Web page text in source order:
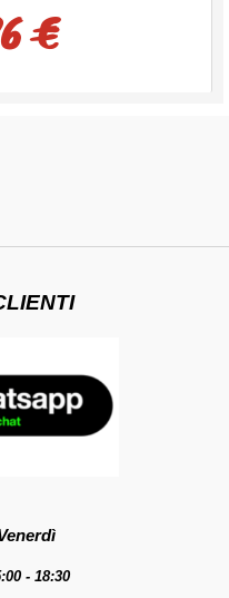
€
- 18:30